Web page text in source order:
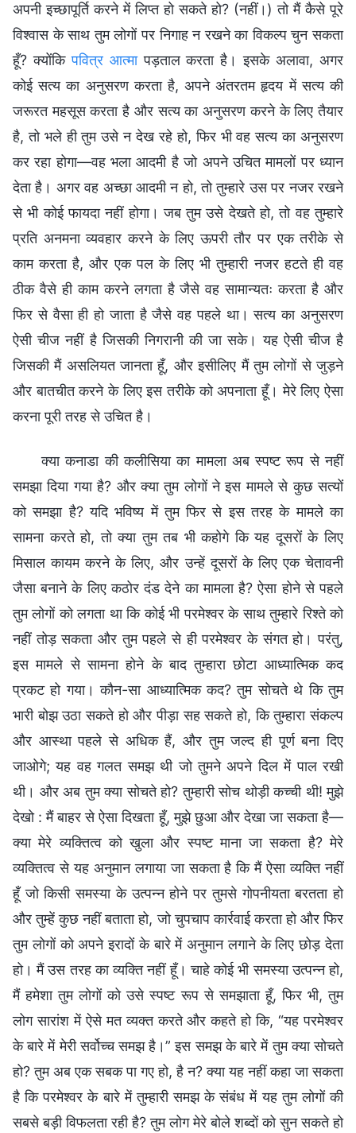
अपनी इच्छापूर्ति करने में लिप्त हो सकते हो? (नहीं।) तो मैं कैसे पूरे
विश्वास के साथ तुम लोगों पर निगाह न रखने का विकल्प चुन सकता
हूँ? क्योंकिपवित्र आत्मापड़ताल करता है। इसके अलावा, अगर
कोई सत्य का अनुसरण करता है, अपने अंतरतम हृदय में सत्य की
जरूरत महसूस करता है और सत्य का अनुसरण करने के लिए तैयार
है, तो भले ही तुम उसे न देख रहे हो, फिर भी वह सत्य का अनुसरण
कर रहा होगा—वह भला आदमी है जो अपने उचित मामलों पर ध्यान
देता है। अगर वह अच्छा आदमी न हो, तो तुम्हारे उस पर नजर रखने
से भी कोई फायदा नहीं होगा। जब तुम उसे देखते हो, तो वह तुम्हारे
प्रति अनमना व्यवहार करने के लिए ऊपरी तौर पर एक तरीके से
काम करता है, और एक पल के लिए भी तुम्हारी नजर हटते ही वह
ठीक वैसे ही काम करने लगता है जैसे वह सामान्यतः करता है और
फिर से वैसा ही हो जाता है जैसे वह पहले था। सत्य का अनुसरण
ऐसी चीज नहीं है जिसकी निगरानी की जा सके। यह ऐसी चीज है
जिसकी मैं असलियत जानता हूँ, और इसीलिए मैं तुम लोगों से जुड़ने
और बातचीत करने के लिए इस तरीके को अपनाता हूँ। मेरे लिए ऐसा
करना पूरी तरह से उचित है।
क्या कनाडा की कलीसिया का मामला अब स्पष्ट रूप से नहीं
समझा दिया गया है? और क्या तुम लोगों ने इस मामले से कुछ सत्यों
को समझा है? यदि भविष्य में तुम फिर से इस तरह के मामले का
सामना करते हो, तो क्या तुम तब भी कहोगे कि यह दूसरों के लिए
मिसाल कायम करने के लिए, और उन्हें दूसरों के लिए एक चेतावनी
जैसा बनाने के लिए कठोर दंड देने का मामला है? ऐसा होने से पहले
तुम लोगों को लगता था कि कोई भी परमेश्वर के साथ तुम्हारे रिश्ते को
नहीं तोड़ सकता और तुम पहले से ही परमेश्वर के संगत हो। परंतु,
इस मामले से सामना होने के बाद तुम्हारा छोटा आध्यात्मिक कद
प्रकट हो गया। कौन-सा आध्यात्मिक कद? तुम सोचते थे कि तुम
भारी बोझ उठा सकते हो और पीड़ा सह सकते हो, कि तुम्हारा संकल्प
और आस्था पहले से अधिक हैं, और तुम जल्द ही पूर्ण बना दिए
जाओगे; यह वह गलत समझ थी जो तुमने अपने दिल में पाल रखी
थी। और अब तुम क्या सोचते हो? तुम्हारी सोच थोड़ी कच्ची थी! मुझे
देखो : मैं बाहर से ऐसा दिखता हूँ, मुझे छुआ और देखा जा सकता है—
क्या मेरे व्यक्तित्व को खुला और स्पष्ट माना जा सकता है? मेरे
व्यक्तित्व से यह अनुमान लगाया जा सकता है कि मैं ऐसा व्यक्ति नहीं
हूँ जो किसी समस्या के उत्पन्न होने पर तुमसे गोपनीयता बरतता हो
और तुम्हें कुछ नहीं बताता हो, जो चुपचाप कार्रवाई करता हो और फिर
तुम लोगों को अपने इरादों के बारे में अनुमान लगाने के लिए छोड़ देता
हो। मैं उस तरह का व्यक्ति नहीं हूँ। चाहे कोई भी समस्या उत्पन्न हो,
मैं हमेशा तुम लोगों को उसे स्पष्ट रूप से समझाता हूँ, फिर भी, तुम
लोग सारांश में ऐसे मत व्यक्त करते और कहते हो कि, “यह परमेश्वर
के बारे में मेरी सर्वोच्च समझ है।” इस समझ के बारे में तुम क्या सोचते
हो? तुम अब एक सबक पा गए हो, है न? क्या यह नहीं कहा जा सकता
है कि परमेश्वर के बारे में तुम्हारी समझ के संबंध में यह तुम लोगों की
सबसे बड़ी विफलता रही है? तुम लोग मेरे बोले शब्दों को सुन सकते हो